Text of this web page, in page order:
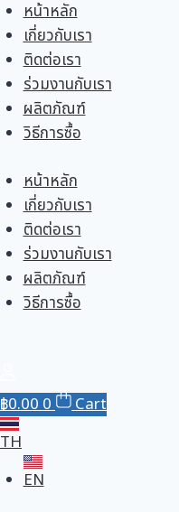
Skip
to
content
หน้าหลัก
เกี่ยวกับเรา
ติดต่อเรา
ร่วมงานกับเรา
ผลิตภัณฑ์
วิธีการซื้อ
หน้าหลัก
เกี่ยวกับเรา
ติดต่อเรา
ร่วมงานกับเรา
ผลิตภัณฑ์
วิธีการซื้อ
฿0.000
Cart
TH
EN